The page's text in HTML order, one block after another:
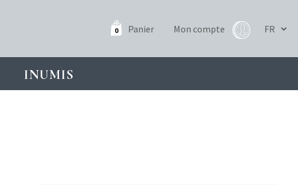
0 Panier Mon compte
INUMIS